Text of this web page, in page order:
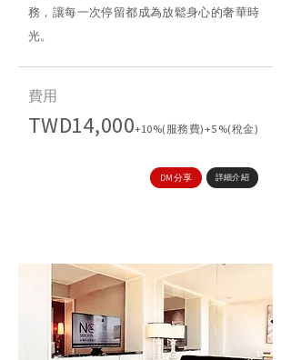
務，讓每一次停留都成為放鬆身心的奢華時
光。
​費用
TWD14,000+10%(服務費)+5%(稅金)
DM分享 詳細介紹